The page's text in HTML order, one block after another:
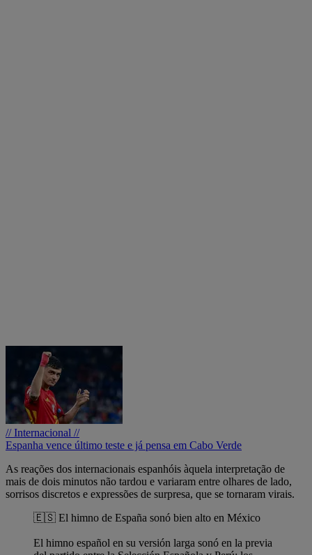
// Internacional //
Espanha vence último teste e já pensa em Cabo Verde
As reações dos internacionais espanhóis àquela interpretação de
mais de dois minutos não tardou e variaram entre olhares de lado,
sorrisos discretos e expressões de surpresa, que se tornaram virais.
🇪🇸 El himno de España sonó bien alto en México
El himno español en su versión larga sonó en la previa